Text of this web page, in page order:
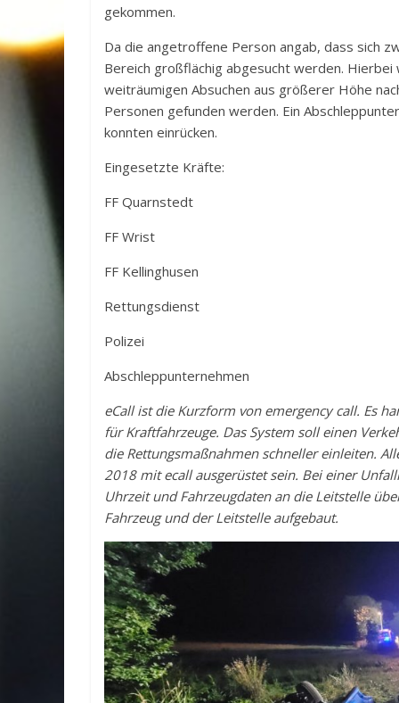
gekommen.
Da die angetroffene Person angab, dass sich
Bereich großflächig abgesucht werden.
weiträumigen Absuchen aus größerer Höhe
Personen gefunden werden. Ein
konnten einrücken.
Eingesetzte Kräfte:
FF Quarnstedt
FF Wrist
FF Kellinghusen
Rettungsdienst
Polizei
Abschleppunternehmen
eCall ist die Kurzform von emergency call. Es
für Kraftfahrzeuge. Das System soll einen
die Rettungsmaßnahmen schneller einleiten.
2018 mit ecall ausgerüstet sein. Bei einer
Uhrzeit und Fahrzeugdaten an die Leitstelle
Fahrzeug und der Leitstelle aufgebaut.